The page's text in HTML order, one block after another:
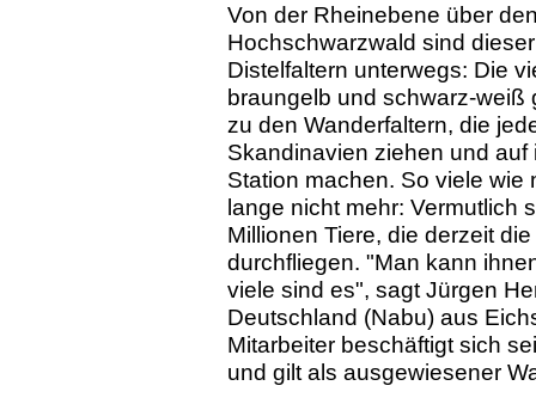
Von der Rheinebene über
Hochschwarzwald sind
Distelfaltern unterwegs: Die
braungelb und schwarz-
zu den Wanderfaltern, die
Skandinavien ziehen und
Station machen. So viele
lange nicht mehr: Vermutlich
Millionen Tiere, die derzeit
durchfliegen. "Man kann
viele sind es", sagt Jürgen
Deutschland (Nabu) aus
Mitarbeiter beschäftigt sich
und gilt als ausgewiesener